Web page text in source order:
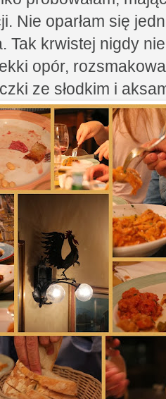
Nie oparłam się
Tak krwistej nigdy
opór,
ze słodkim i